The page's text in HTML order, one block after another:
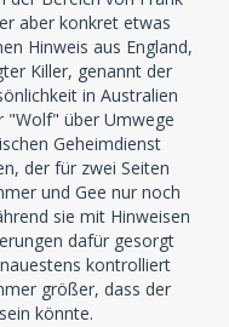
aber konkret etwas
Hinweis aus England,
Killer, genannt der
in Australien
"Wolf" über Umwege
Geheimdienst
der für zwei Seiten
und Gee nur noch
sie mit Hinweisen
dafür gesorgt
kontrolliert
größer, dass der
könnte.